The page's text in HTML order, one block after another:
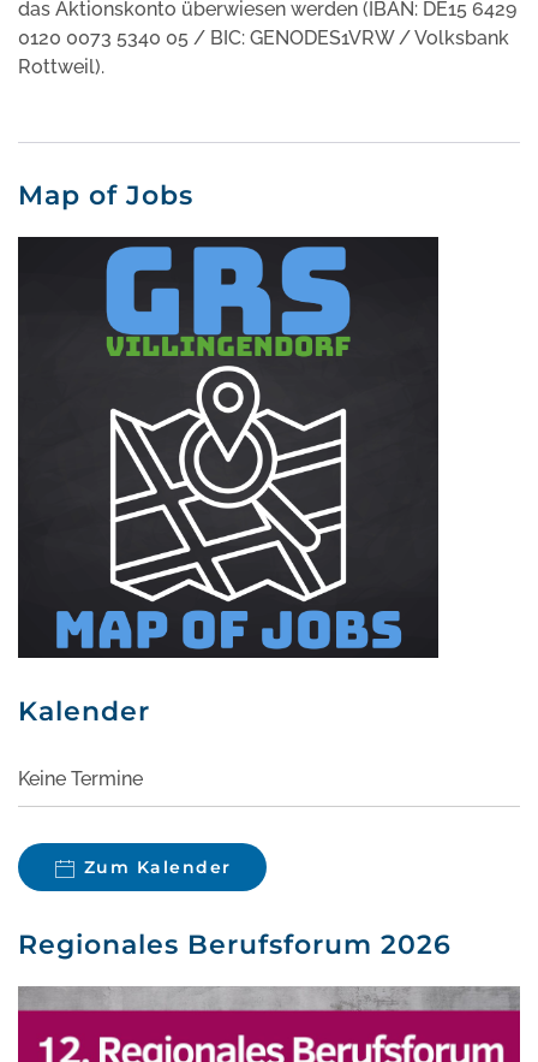
das Aktionskonto überwiesen werden (IBAN: DE15 6429
0120 0073 5340 05 / BIC: GENODES1VRW / Volksbank
Rottweil).
Map of Jobs
Kalender
Keine Termine
Zum Kalender
Regionales Berufsforum 2026